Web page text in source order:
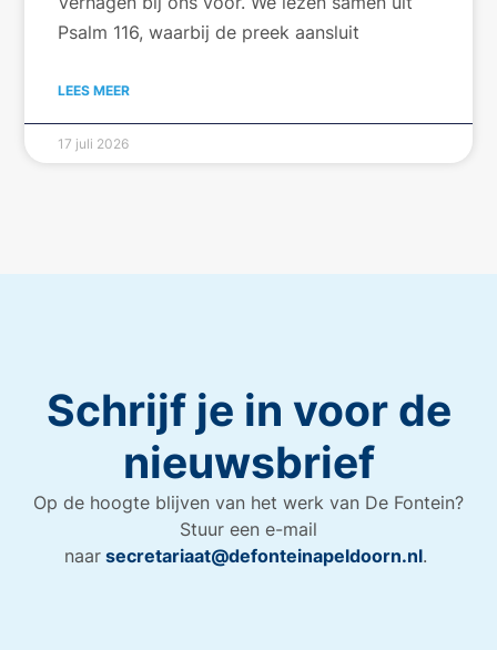
Psalm 116, waarbij de preek aansluit
LEES MEER
17 juli 2026
Schrijf je in voor de
nieuwsbrief
Op de hoogte blijven van het werk van De Fontein?
Stuur een e-mail
naar secretariaat@defonteinapeldoorn.nl.